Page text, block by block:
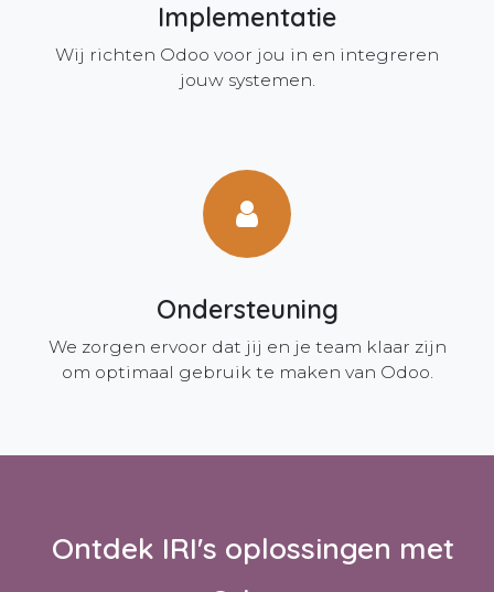
Implementatie
Wij richten Odoo voor jou in en integreren
jouw systemen.
Ondersteuning
We zorgen ervoor dat jij en je team klaar zijn
om optimaal gebruik te maken van Odoo.
Ontdek IRI's oplossingen met